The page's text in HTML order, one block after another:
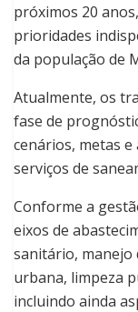
próximos 20
prioridades
da população de
Atualmente, os
fase de
cenários, metas
serviços de
Conforme a
eixos de
sanitário, manejo
urbana, limpeza
incluindo ainda